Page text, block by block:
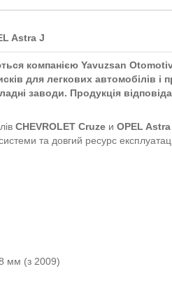
Astra J
компанією Yavuzsan
для легкових автомобілів і
заводи. Продукція
CHEVROLET Cruze и OPEL
та довгий ресурс
мм (з 2009)